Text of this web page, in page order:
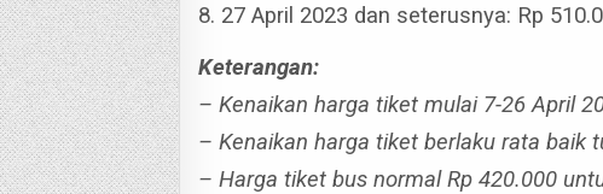
8. 27 April 2023 dan seterusnya: Rp
Keterangan:
– Kenaikan harga tiket mulai 7-26 April
– Kenaikan harga tiket berlaku rata baik
– Harga tiket bus normal Rp 420.000